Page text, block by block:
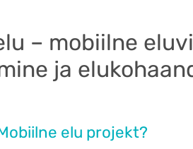
– mobiilne
ja
elu projekt?